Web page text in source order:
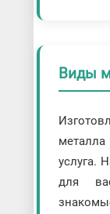
Виды
услуга.
для